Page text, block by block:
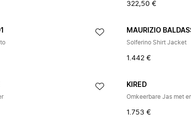
322,50 €
MAURIZIO
Solferino Shirt Jacket
1.442 €
KIRED
Omkeerbare Jas met
1.753 €